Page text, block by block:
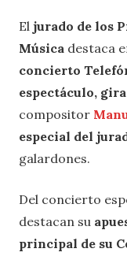
El jurado de los
Música destaca
concierto
espectáculo,
compositor
especial del
galardones.
Del concierto
destacan su
principal de su